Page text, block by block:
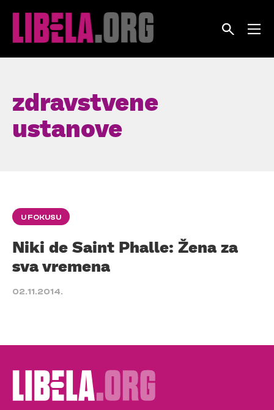
zdravstvene
ustanove
U FOKUSU
Niki de Saint Phalle: Žena za
sva vremena
02.11.2014.